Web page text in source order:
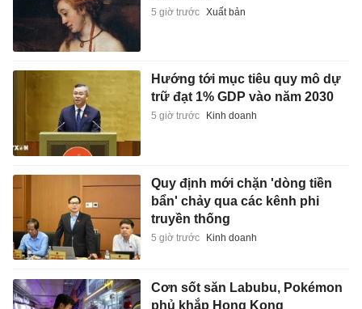
5 giờ trước Xuất bản
Hướng tới mục tiêu quy mô dự
trữ đạt 1% GDP vào năm 2030
5 giờ trước Kinh doanh
Quy định mới chặn 'dòng tiền
bẩn' chảy qua các kênh phi
truyền thống
5 giờ trước Kinh doanh
Cơn sốt săn Labubu, Pokémon
phủ khắp Hong Kong